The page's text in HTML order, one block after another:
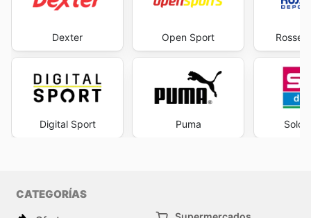
Dexter
Digital Sport
Open Sport
Puma Solo
CATEGORÍAS